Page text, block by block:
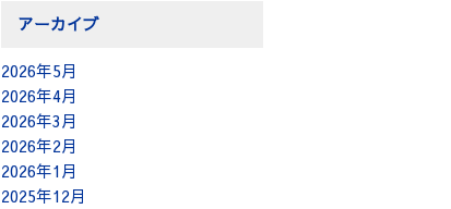
アーカイブ
2026年5月
2026年4月
2026年3月
2026年2月
2026年1月
2025年12月